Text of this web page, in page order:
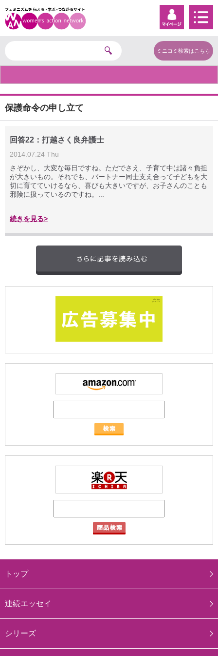
ミニコミ検索はこちら
保護命令の申し立て
回答22：打越さく良弁護士
2014.07.24 Thu
さぞかし、大変な毎日ですね。ただでさえ、子育て中は諸々負担
が大きいもの。それでも、パートナー同士支え合って子どもを大
切に育てていけるなら、喜びも大きいですが、お子さんのことも
邪険に扱っているのですね。...
続きを見る>
トップ
連続エッセイ
シリーズ